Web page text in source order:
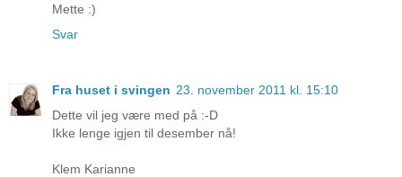
Mette :)
Svar
Fra huset i svingen 23. november 2011 kl. 15:10
Dette vil jeg være med på :-D
Ikke lenge igjen til desember nå!
Klem Karianne